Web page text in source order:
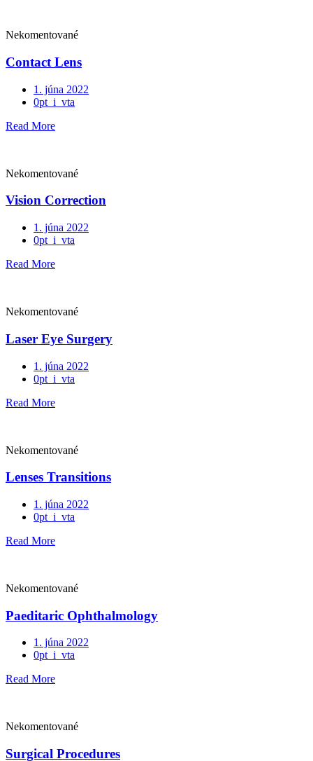
Nekomentované
Contact Lens
1. júna 2022
0pt_i_vta
Read More
Nekomentované
Vision Correction
1. júna 2022
0pt_i_vta
Read More
Nekomentované
Laser Eye Surgery
1. júna 2022
0pt_i_vta
Read More
Nekomentované
Lenses Transitions
1. júna 2022
0pt_i_vta
Read More
Nekomentované
Paeditaric Ophthalmology
1. júna 2022
0pt_i_vta
Read More
Nekomentované
Surgical Procedures